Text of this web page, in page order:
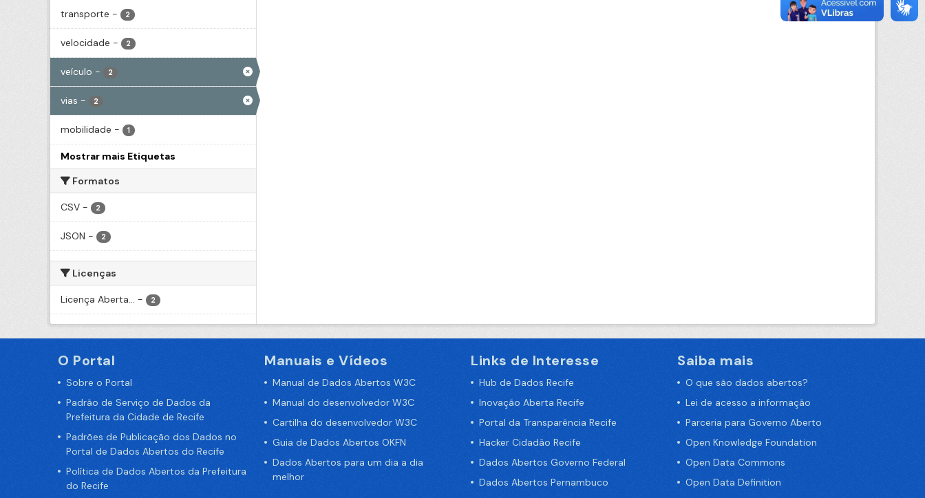
transporte - 2
velocidade - 2
veículo - 2
vias - 2
mobilidade - 1
Mostrar mais Etiquetas
Formatos
CSV - 2
JSON - 2
Licenças
Licença Aberta... - 2
O Portal
Sobre o Portal
Padrão de Serviço de Dados da
Prefeitura da Cidade de Recife
Padrões de Publicação dos Dados no
Portal de Dados Abertos do Recife
Política de Dados Abertos da Prefeitura
do Recife
Manuais e Vídeos
Manual de Dados Abertos W3C
Manual do desenvolvedor W3C
Cartilha do desenvolvedor W3C
Guia de Dados Abertos OKFN
Dados Abertos para um dia a dia
melhor
Links de Interesse
Hub de Dados Recife
Inovação Aberta Recife
Portal da Transparência Recife
Hacker Cidadão Recife
Dados Abertos Governo Federal
Dados Abertos Pernambuco
Saiba mais
O que são dados abertos?
Lei de acesso a informação
Parceria para Governo Aberto
Open Knowledge Foundation
Open Data Commons
Open Data Definition